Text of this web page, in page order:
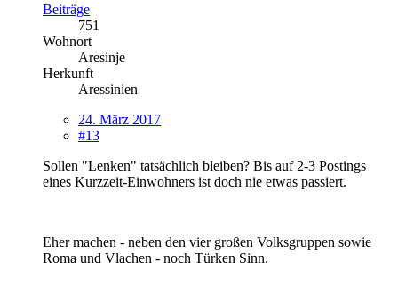
Beiträge
751
Wohnort
Aresinje
Herkunft
Aressinien
24. März 2017
#13
Sollen "Lenken" tatsächlich bleiben? Bis auf 2-3 Postings
eines Kurzzeit-Einwohners ist doch nie etwas passiert.
Eher machen - neben den vier großen Volksgruppen sowie
Roma und Vlachen - noch Türken Sinn.